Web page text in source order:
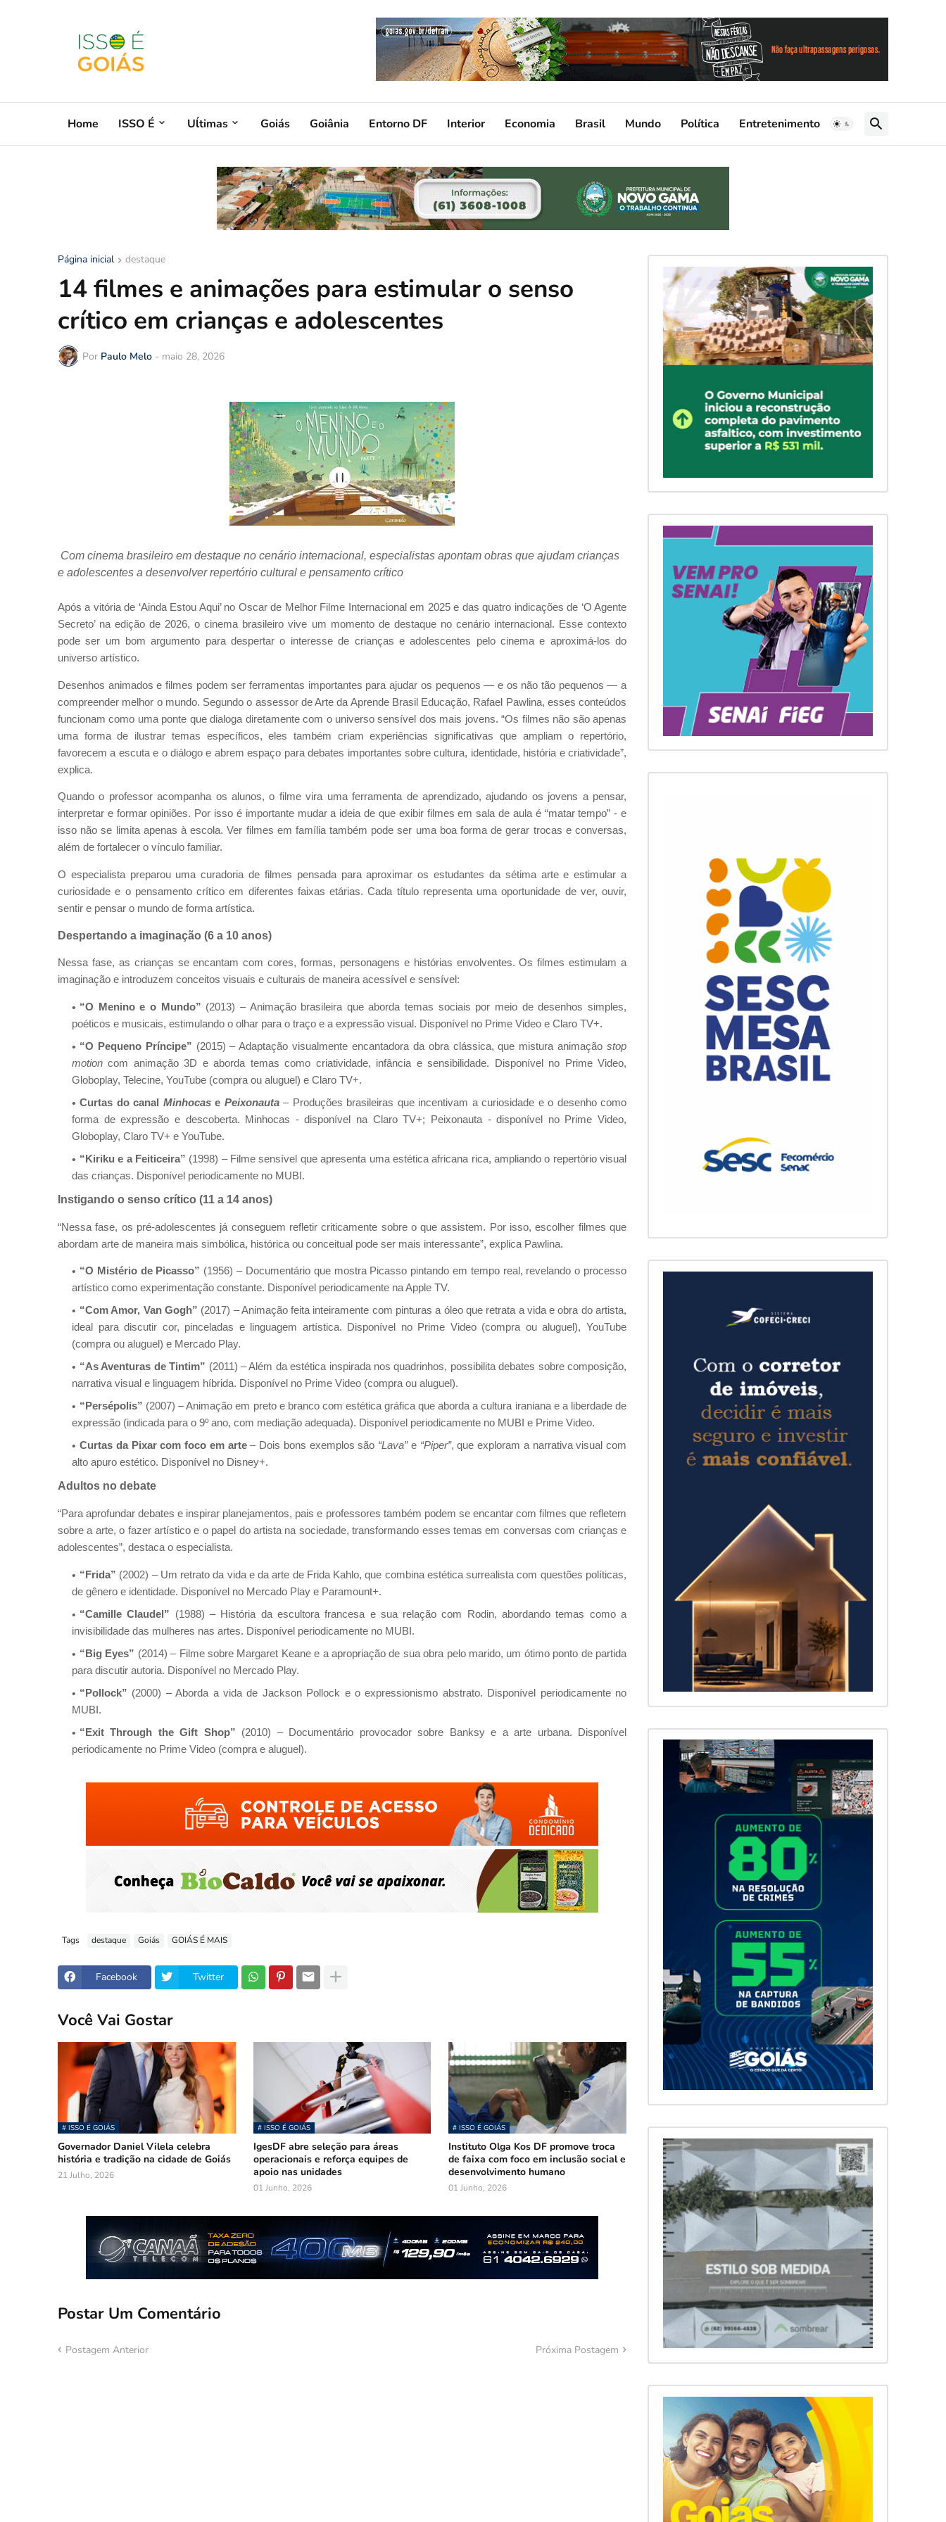
Home ISSO É Uĺtimas Goiás Goiânia Entorno DF Interior Economia Brasil Mundo Política Entretenimento
Página inicial destaque
14 filmes e animações para estimular o senso
crítico em crianças e adolescentes
Por Paulo Melo - maio 28, 2026
Com cinema brasileiro em destaque no cenário internacional, especialistas apontam obras que ajudam crianças
e adolescentes a desenvolver repertório cultural e pensamento crítico
Após a vitória de ‘Ainda Estou Aqui’ no Oscar de Melhor Filme Internacional em 2025 e das quatro indicações de ‘O Agente
Secreto’ na edição de 2026, o cinema brasileiro vive um momento de destaque no cenário internacional. Esse contexto
pode ser um bom argumento para despertar o interesse de crianças e adolescentes pelo cinema e aproximá-los do
universo artístico.
Desenhos animados e filmes podem ser ferramentas importantes para ajudar os pequenos — e os não tão pequenos — a
compreender melhor o mundo. Segundo o assessor de Arte da Aprende Brasil Educação, Rafael Pawlina, esses conteúdos
funcionam como uma ponte que dialoga diretamente com o universo sensível dos mais jovens. “Os filmes não são apenas
uma forma de ilustrar temas específicos, eles também criam experiências significativas que ampliam o repertório,
favorecem a escuta e o diálogo e abrem espaço para debates importantes sobre cultura, identidade, história e criatividade”,
explica.
Quando o professor acompanha os alunos, o filme vira uma ferramenta de aprendizado, ajudando os jovens a pensar,
interpretar e formar opiniões. Por isso é importante mudar a ideia de que exibir filmes em sala de aula é “matar tempo” - e
isso não se limita apenas à escola. Ver filmes em família também pode ser uma boa forma de gerar trocas e conversas,
além de fortalecer o vínculo familiar.
O especialista preparou uma curadoria de filmes pensada para aproximar os estudantes da sétima arte e estimular a
curiosidade e o pensamento crítico em diferentes faixas etárias. Cada título representa uma oportunidade de ver, ouvir,
sentir e pensar o mundo de forma artística.
Despertando a imaginação (6 a 10 anos)
Nessa fase, as crianças se encantam com cores, formas, personagens e histórias envolventes. Os filmes estimulam a
imaginação e introduzem conceitos visuais e culturais de maneira acessível e sensível:
“O Menino e o Mundo” (2013) – Animação brasileira que aborda temas sociais por meio de desenhos simples,
poéticos e musicais, estimulando o olhar para o traço e a expressão visual. Disponível no Prime Video e Claro TV+.
“O Pequeno Príncipe” (2015) – Adaptação visualmente encantadora da obra clássica, que mistura animaçãostop
motion com animação 3D e aborda temas como criatividade, infância e sensibilidade. Disponível no Prime Video,
Globoplay, Telecine, YouTube (compra ou aluguel) e Claro TV+.
Curtas do canal Minhocase Peixonauta– Produções brasileiras que incentivam a curiosidade e o desenho como
forma de expressão e descoberta. Minhocas - disponível na Claro TV+; Peixonauta - disponível no Prime Video,
Globoplay, Claro TV+ e YouTube.
“Kiriku e a Feiticeira” (1998) – Filme sensível que apresenta uma estética africana rica, ampliando o repertório visual
das crianças. Disponível periodicamente no MUBI.
Instigando o senso crítico (11 a 14 anos)
“Nessa fase, os pré-adolescentes já conseguem refletir criticamente sobre o que assistem. Por isso, escolher filmes que
abordam arte de maneira mais simbólica, histórica ou conceitual pode ser mais interessante”, explica Pawlina.
“O Mistério de Picasso” (1956) – Documentário que mostra Picasso pintando em tempo real, revelando o processo
artístico como experimentação constante. Disponível periodicamente na Apple TV.
“Com Amor, Van Gogh” (2017) – Animação feita inteiramente com pinturas a óleo que retrata a vida e obra do artista,
ideal para discutir cor, pinceladas e linguagem artística. Disponível no Prime Video (compra ou aluguel), YouTube
(compra ou aluguel) e Mercado Play.
“As Aventuras de Tintim” (2011) – Além da estética inspirada nos quadrinhos, possibilita debates sobre composição,
narrativa visual e linguagem híbrida. Disponível no Prime Video (compra ou aluguel).
“Persépolis” (2007) – Animação em preto e branco com estética gráfica que aborda a cultura iraniana e a liberdade de
expressão (indicada para o 9º ano, com mediação adequada). Disponível periodicamente no MUBI e Prime Video.
Curtas da Pixar com foco em arte– Dois bons exemplos são “Lava”e “Piper”, que exploram a narrativa visual com
alto apuro estético. Disponível no Disney+.
Adultos no debate
“Para aprofundar debates e inspirar planejamentos, pais e professores também podem se encantar com filmes que refletem
sobre a arte, o fazer artístico e o papel do artista na sociedade, transformando esses temas em conversas com crianças e
adolescentes”, destaca o especialista.
“Frida” (2002) – Um retrato da vida e da arte de Frida Kahlo, que combina estética surrealista com questões políticas,
de gênero e identidade. Disponível no Mercado Play e Paramount+.
“Camille Claudel” (1988) – História da escultora francesa e sua relação com Rodin, abordando temas como a
invisibilidade das mulheres nas artes. Disponível periodicamente no MUBI.
“Big Eyes” (2014) – Filme sobre Margaret Keane e a apropriação de sua obra pelo marido, um ótimo ponto de partida
para discutir autoria. Disponível no Mercado Play.
“Pollock” (2000) – Aborda a vida de Jackson Pollock e o expressionismo abstrato. Disponível periodicamente no
MUBI.
“Exit Through the Gift Shop” (2010) – Documentário provocador sobre Banksy e a arte urbana. Disponível
periodicamente no Prime Video (compra e aluguel).
Tags destaque Goiás GOIÁS É MAIS
Facebook Twitter
Você Vai Gostar
# ISSO É GOIÁS
Governador Daniel Vilela celebra
história e tradição na cidade de Goiás
21 Julho, 2026
# ISSO É GOIÁS
IgesDF abre seleção para áreas
operacionais e reforça equipes de
apoio nas unidades
01 Junho, 2026
# ISSO É GOIÁS
Instituto Olga Kos DF promove troca
de faixa com foco em inclusão social e
desenvolvimento humano
01 Junho, 2026
Postar Um Comentário
Postagem Anterior Próxima Postagem